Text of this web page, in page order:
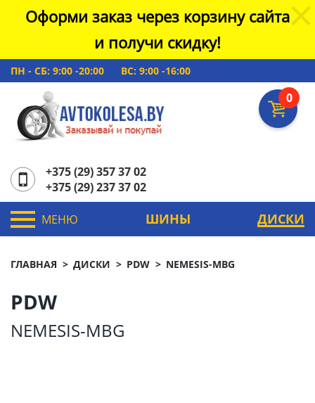
Оформи заказ через корзину сайта
и получи скидку!
ПН - СБ: 9:00 -20:00 ВС: 9:00 -16:00
0
+375 (29) 357 37 02
+375 (29) 237 37 02
МЕНЮ ШИНЫ ДИСКИ
ГЛАВНАЯ ДИСКИ PDW NEMESIS-MBG
PDW
NEMESIS-MBG